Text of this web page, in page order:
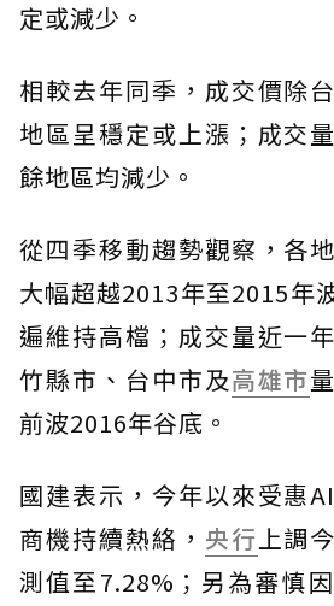
定或減少。
相較去年同季，成交價除
地區呈穩定或上漲；成交
餘地區均減少。
從四季移動趨勢觀察，各
大幅超越2013年至2015年
遍維持高檔；成交量近一
竹縣市、台中市及高雄市
前波2016年谷底。
國建表示，今年以來受惠
商機持續熱絡， 央行上調
測值至7.28%；另為審慎